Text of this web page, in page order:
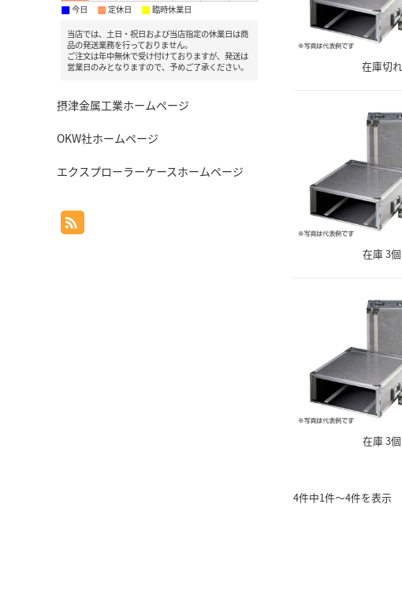
在庫切れ
在庫 3個
在庫 3個
4件中1件～4件を表示
■今日 ■定休日 ■臨時休業日
当店では、土日・祝日および当店指定の休業日は商
品の発送業務を行っておりません。
ご注文は年中無休で受け付けておりますが、発送は
営業日のみとなりますので、予めご了承ください。
摂津金属工業ホームページ
OKW社ホームページ
エクスプローラーケースホームページ